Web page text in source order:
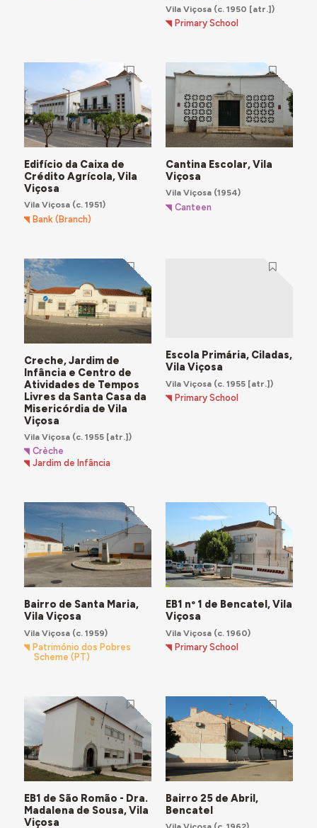
Vila Viçosa(c. 1950 [atr.])
Primary School
Edifício da Caixa de
Crédito Agrícola, Vila
Viçosa
Vila Viçosa(c. 1951)
Bank (Branch)
Cantina Escolar, Vila
Viçosa
Vila Viçosa(1954)
Canteen
Creche, Jardim de
Infância e Centro de
Atividades de Tempos
Livres da Santa Casa da
Misericórdia de Vila
Viçosa
Vila Viçosa(c. 1955 [atr.])
Crèche
Jardim de Infância
Escola Primária, Ciladas,
Vila Viçosa
Vila Viçosa(c. 1955 [atr.])
Primary School
Bairro de Santa Maria,
Vila Viçosa
Vila Viçosa(c. 1959)
Património dos Pobres
Scheme (PT)
EB1 nº 1 de Bencatel, Vila
Viçosa
Vila Viçosa(c. 1960)
Primary School
EB1 de São Romão - Dra.
Madalena de Sousa, Vila
Viçosa
Bairro 25 de Abril,
Bencatel